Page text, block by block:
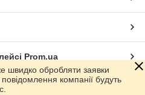
Prom.ua
швидко обробляти заявки
компанії будуть